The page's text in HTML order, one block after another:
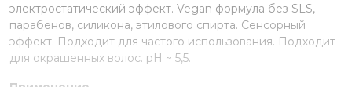
электростатический эффект. Vegan формула без SLS,
парабенов, силикона, этилового спирта. Сенсорный
эффект. Подходит для частого использования. Подходит
для окрашенных волос. pH ~ 5,5.
Применение